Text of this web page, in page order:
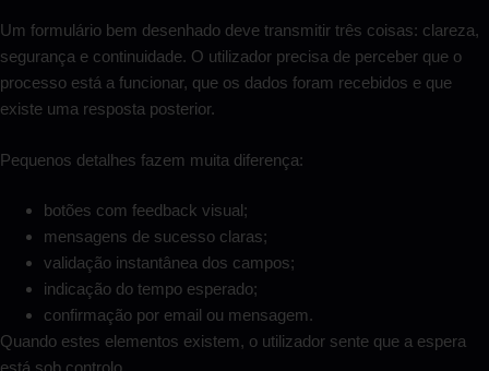
Um formulário bem desenhado deve transmitir três coisas: clareza,
segurança e continuidade. O utilizador precisa de perceber que o
processo está a funcionar, que os dados foram recebidos e que
existe uma resposta posterior.
Pequenos detalhes fazem muita diferença:
botões com feedback visual;
mensagens de sucesso claras;
validação instantânea dos campos;
indicação do tempo esperado;
confirmação por email ou mensagem.
Quando estes elementos existem, o utilizador sente que a espera